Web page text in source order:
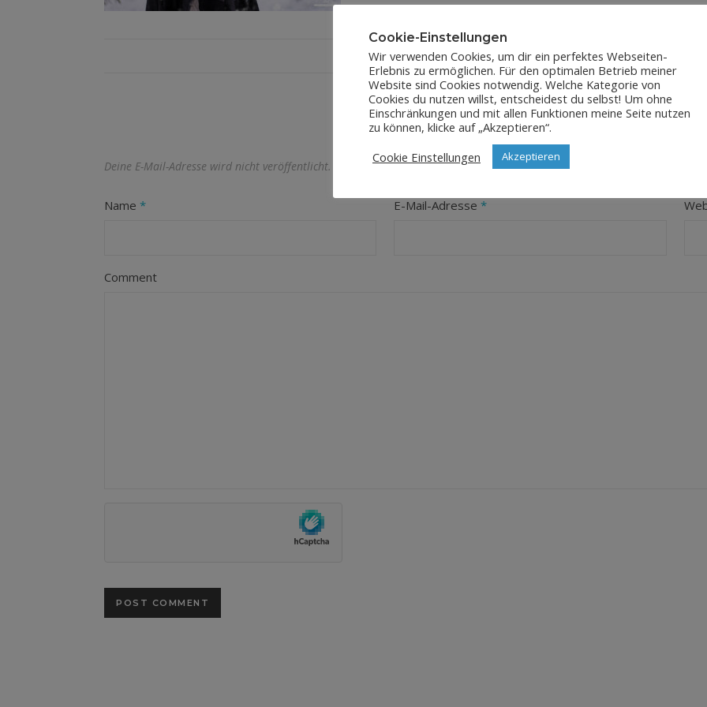
LEAVE A REPLY
Deine E-Mail-Adresse wird nicht veröffentlicht. Erforderliche Felder sind mit* markiert
Name * E-Mail-Adresse*
Comment
Cookie-Einstellungen
Wir verwenden Cookies, um dir ein perfektes Webseiten-
Erlebnis zu ermöglichen. Für den optimalen Betrieb meiner
Website sind Cookies notwendig. Welche Kategorie von
Cookies du nutzen willst, entscheidest du selbst! Um ohne
Einschränkungen und mit allen Funktionen meine Seite nutzen
zu können, klicke auf „Akzeptieren“.
Cookie Einstellungen
Akzeptieren